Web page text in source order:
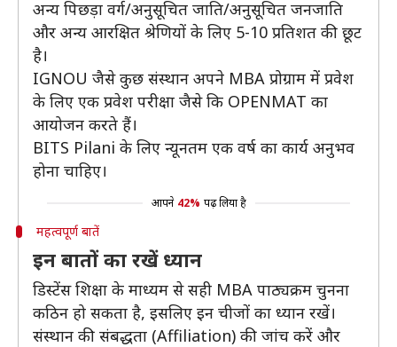
अन्य पिछड़ा वर्ग/अनुसूचित जाति/अनुसूचित जनजाति
और अन्य आरक्षित श्रेणियों के लिए 5-10 प्रतिशत की छूट
है।
IGNOU जैसे कुछ संस्थान अपने MBA प्रोग्राम में प्रवेश
के लिए एक प्रवेश परीक्षा जैसे कि OPENMAT का
आयोजन करते हैं।
BITS Pilani के लिए न्यूनतम एक वर्ष का कार्य अनुभव
होना चाहिए।
आपने 42% पढ़ लिया है
महत्वपूर्ण बातें
इन बातों का रखें ध्यान
डिस्टेंस शिक्षा के माध्यम से सही MBA पाठ्यक्रम चुनना
कठिन हो सकता है, इसलिए इन चीजों का ध्यान रखें।
संस्थान की संबद्धता (Affiliation) की जांच करें और